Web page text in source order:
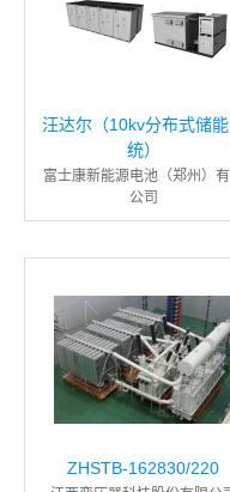
汪达尔（10kv分布式储
统）
富士康新能源电池（郑州）
公司
ZHSTB-162830/220